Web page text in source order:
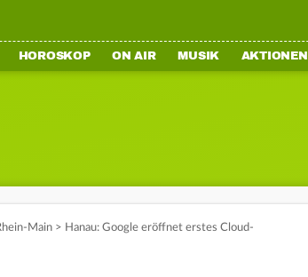
HOROSKOP ON AIR MUSIK AKTIONEN
Main > Hanau: Google eröffnet erstes Cloud-